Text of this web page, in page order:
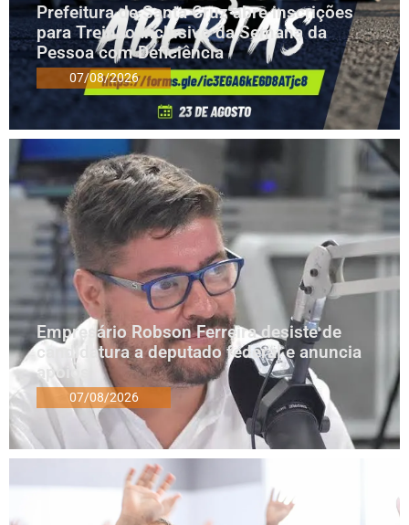
Prefeitura de Santa Cruz abre inscrições
para Treinão Inclusivo da Semana da
Pessoa com Deficiência
07/08/2026
Empresário Robson Ferreira desiste de
candidatura a deputado federal e anuncia
apoios
07/08/2026